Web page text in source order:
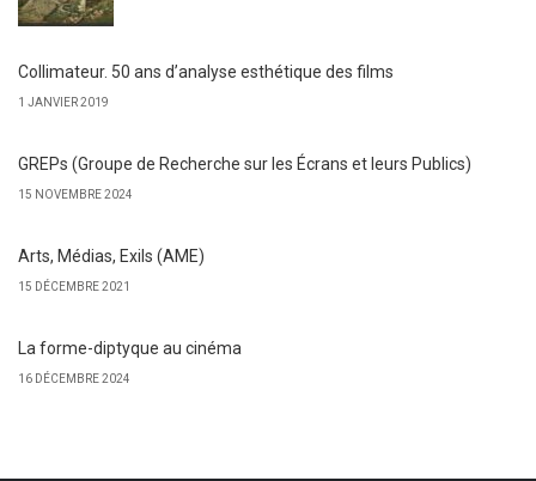
Collimateur. 50 ans d’analyse esthétique des films
1 JANVIER 2019
GREPs (Groupe de Recherche sur les Écrans et leurs Publics)
15 NOVEMBRE 2024
Arts, Médias, Exils (AME)
15 DÉCEMBRE 2021
La forme-diptyque au cinéma
16 DÉCEMBRE 2024